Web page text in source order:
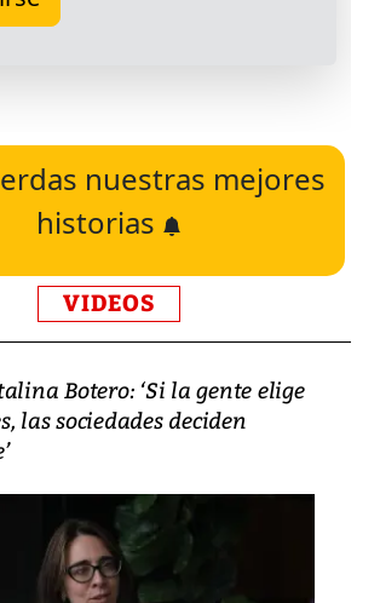
nuestras mejores
historias
VIDEOS
Botero: ‘Si la gente elige
las sociedades deciden